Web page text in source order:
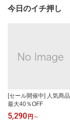
今日のイチ押し
[セール開催中] 人気商品
最大40％OFF
5,290 円 ～